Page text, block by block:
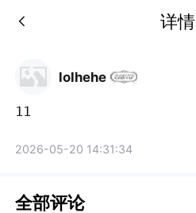
详情
lolhehe
11
2026-05-20 14:31:34
全部评论